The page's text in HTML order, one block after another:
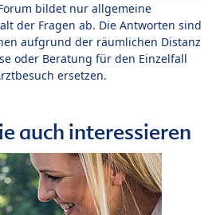
bildet nur allgemeine
der Fragen ab. Die Antworten sind
aufgrund der räumlichen Distanz
oder Beratung für den Einzelfall
ersetzen.
auch interessieren